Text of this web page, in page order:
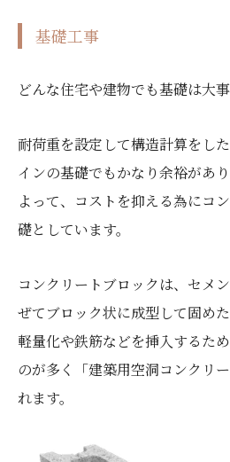
基礎工事
どんな住宅や建物でも基礎は大事
耐荷重を設定して構造計算をし
インの基礎でもかなり余裕があり
よって、コストを抑える為にコ
礎としています。
コンクリートブロックは、セメ
ぜてブロック状に成型して固め
軽量化や鉄筋などを挿入するた
のが多く「建築用空洞コンクリ
れます。